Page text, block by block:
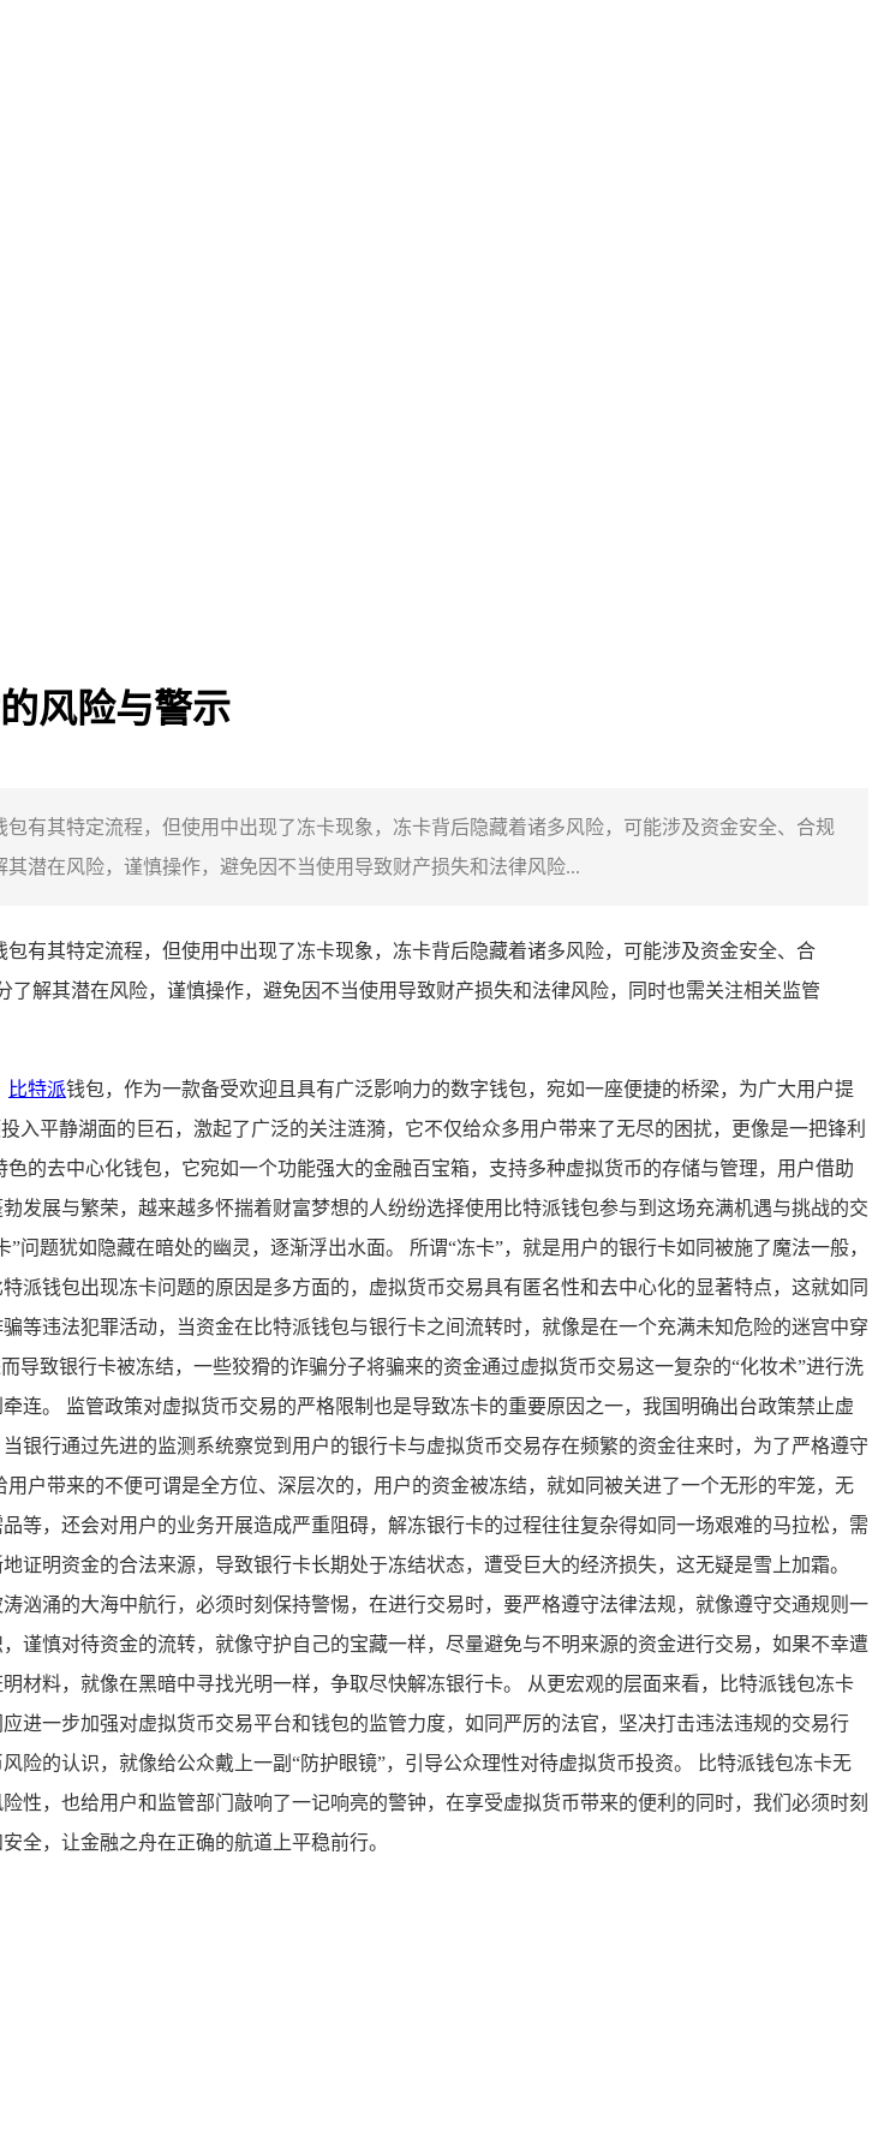
风险与警示
有其特定流程，但使用中出现了冻卡现象，冻卡背后隐藏着诸多风险，可能涉及资金安全、合规
潜在风险，谨慎操作，避免因不当使用导致财产损失和法律风险...
有其特定流程，但使用中出现了冻卡现象，冻卡背后隐藏着诸多风险，可能涉及资金安全、合
解其潜在风险，谨慎操作，避免因不当使用导致财产损失和法律风险，同时也需关注相关监管
比特派钱包，作为一款备受欢迎且具有广泛影响力的数字钱包，宛如一座便捷的桥梁，为广大用户提
平静湖面的巨石，激起了广泛的关注涟漪，它不仅给众多用户带来了无尽的困扰，更像是一把锋利
的去中心化钱包，它宛如一个功能强大的金融百宝箱，支持多种虚拟货币的存储与管理，用户借助
发展与繁荣，越来越多怀揣着财富梦想的人纷纷选择使用比特派钱包参与到这场充满机遇与挑战的交
题犹如隐藏在暗处的幽灵，逐渐浮出水面。 所谓“冻卡”，就是用户的银行卡如同被施了魔法一般，
钱包出现冻卡问题的原因是多方面的，虚拟货币交易具有匿名性和去中心化的显著特点，这就如同
等违法犯罪活动，当资金在比特派钱包与银行卡之间流转时，就像是在一个充满未知危险的迷宫中穿
致银行卡被冻结，一些狡猾的诈骗分子将骗来的资金通过虚拟货币交易这一复杂的“化妆术”进行洗
连。 监管政策对虚拟货币交易的严格限制也是导致冻卡的重要原因之一，我国明确出台政策禁止虚
银行通过先进的监测系统察觉到用户的银行卡与虚拟货币交易存在频繁的资金往来时，为了严格遵守
户带来的不便可谓是全方位、深层次的，用户的资金被冻结，就如同被关进了一个无形的牢笼，无
等，还会对用户的业务开展造成严重阻碍，解冻银行卡的过程往往复杂得如同一场艰难的马拉松，需
明资金的合法来源，导致银行卡长期处于冻结状态，遭受巨大的经济损失，这无疑是雪上加霜。
汹涌的大海中航行，必须时刻保持警惕，在进行交易时，要严格遵守法律法规，就像遵守交通规则一
谨慎对待资金的流转，就像守护自己的宝藏一样，尽量避免与不明来源的资金进行交易，如果不幸遭
材料，就像在黑暗中寻找光明一样，争取尽快解冻银行卡。 从更宏观的层面来看，比特派钱包冻卡
进一步加强对虚拟货币交易平台和钱包的监管力度，如同严厉的法官，坚决打击违法违规的交易行
的认识，就像给公众戴上一副“防护眼镜”，引导公众理性对待虚拟货币投资。 比特派钱包冻卡无
，也给用户和监管部门敲响了一记响亮的警钟，在享受虚拟货币带来的便利的同时，我们必须时刻
全，让金融之舟在正确的航道上平稳前行。